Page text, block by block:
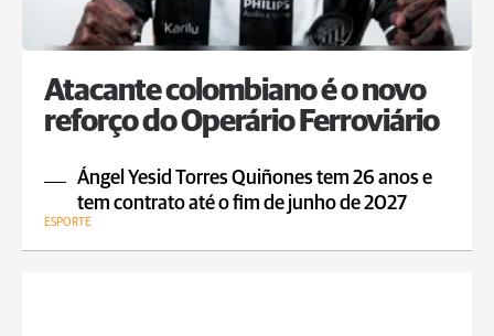
Atacante colombiano é o novo
reforço do Operário Ferroviário
Ángel Yesid Torres Quiñones tem 26 anos e
tem contrato até o fim de junho de 2027
ESPORTE